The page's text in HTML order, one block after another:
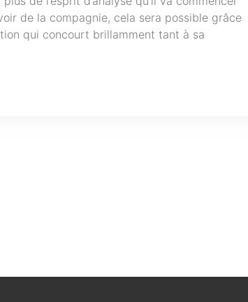
de la compagnie, cela sera possible grâce
qui concourt brillamment tant à sa